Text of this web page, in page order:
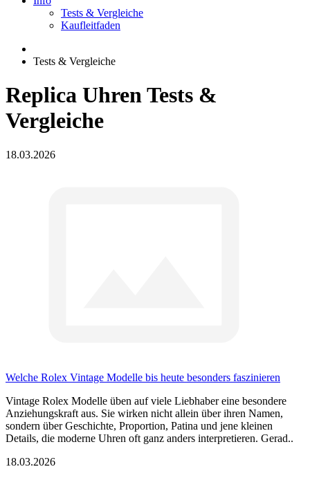
Tests & Vergleiche
Kaufleitfaden
Tests & Vergleiche
Replica Uhren Tests &
Vergleiche
18.03.2026
Welche Rolex Vintage Modelle bis heute besonders faszinieren
Vintage Rolex Modelle üben auf viele Liebhaber eine besondere
Anziehungskraft aus. Sie wirken nicht allein über ihren Namen,
sondern über Geschichte, Proportion, Patina und jene kleinen
Details, die moderne Uhren oft ganz anders interpretieren. Gerad..
18.03.2026